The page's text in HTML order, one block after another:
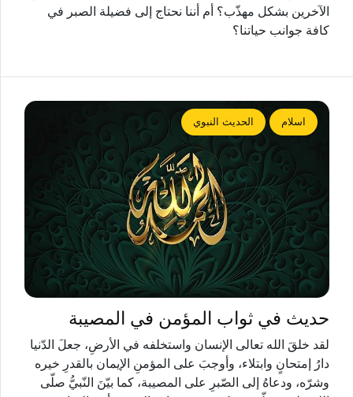
الآخرين بشكل مهذّب؟ أم أننا نحتاج إلى فضيلة الصبر في
كافة جوانب حياتنا؟
اسلام الحديث النبوي
حديث في ثواب المؤمن في المصيبة
لقد خلقَ الله تعالى الإنسان واستخلفه في الأرضِ، جعلَ الدّنيا
دارُ إمتحانٍ وابتلاء، وأوجبَ على المؤمنِ الإيمان بالقدرِ خيره
وشرّه، ودعاهُ إلى الصّبرِ على المصيبة، كما بيّنَ النّبيُّ صلّى